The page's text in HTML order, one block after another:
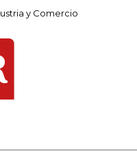
y Comercio